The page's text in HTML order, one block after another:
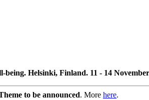
Helsinki, Finland. 11 - 14
to be announced. More here.